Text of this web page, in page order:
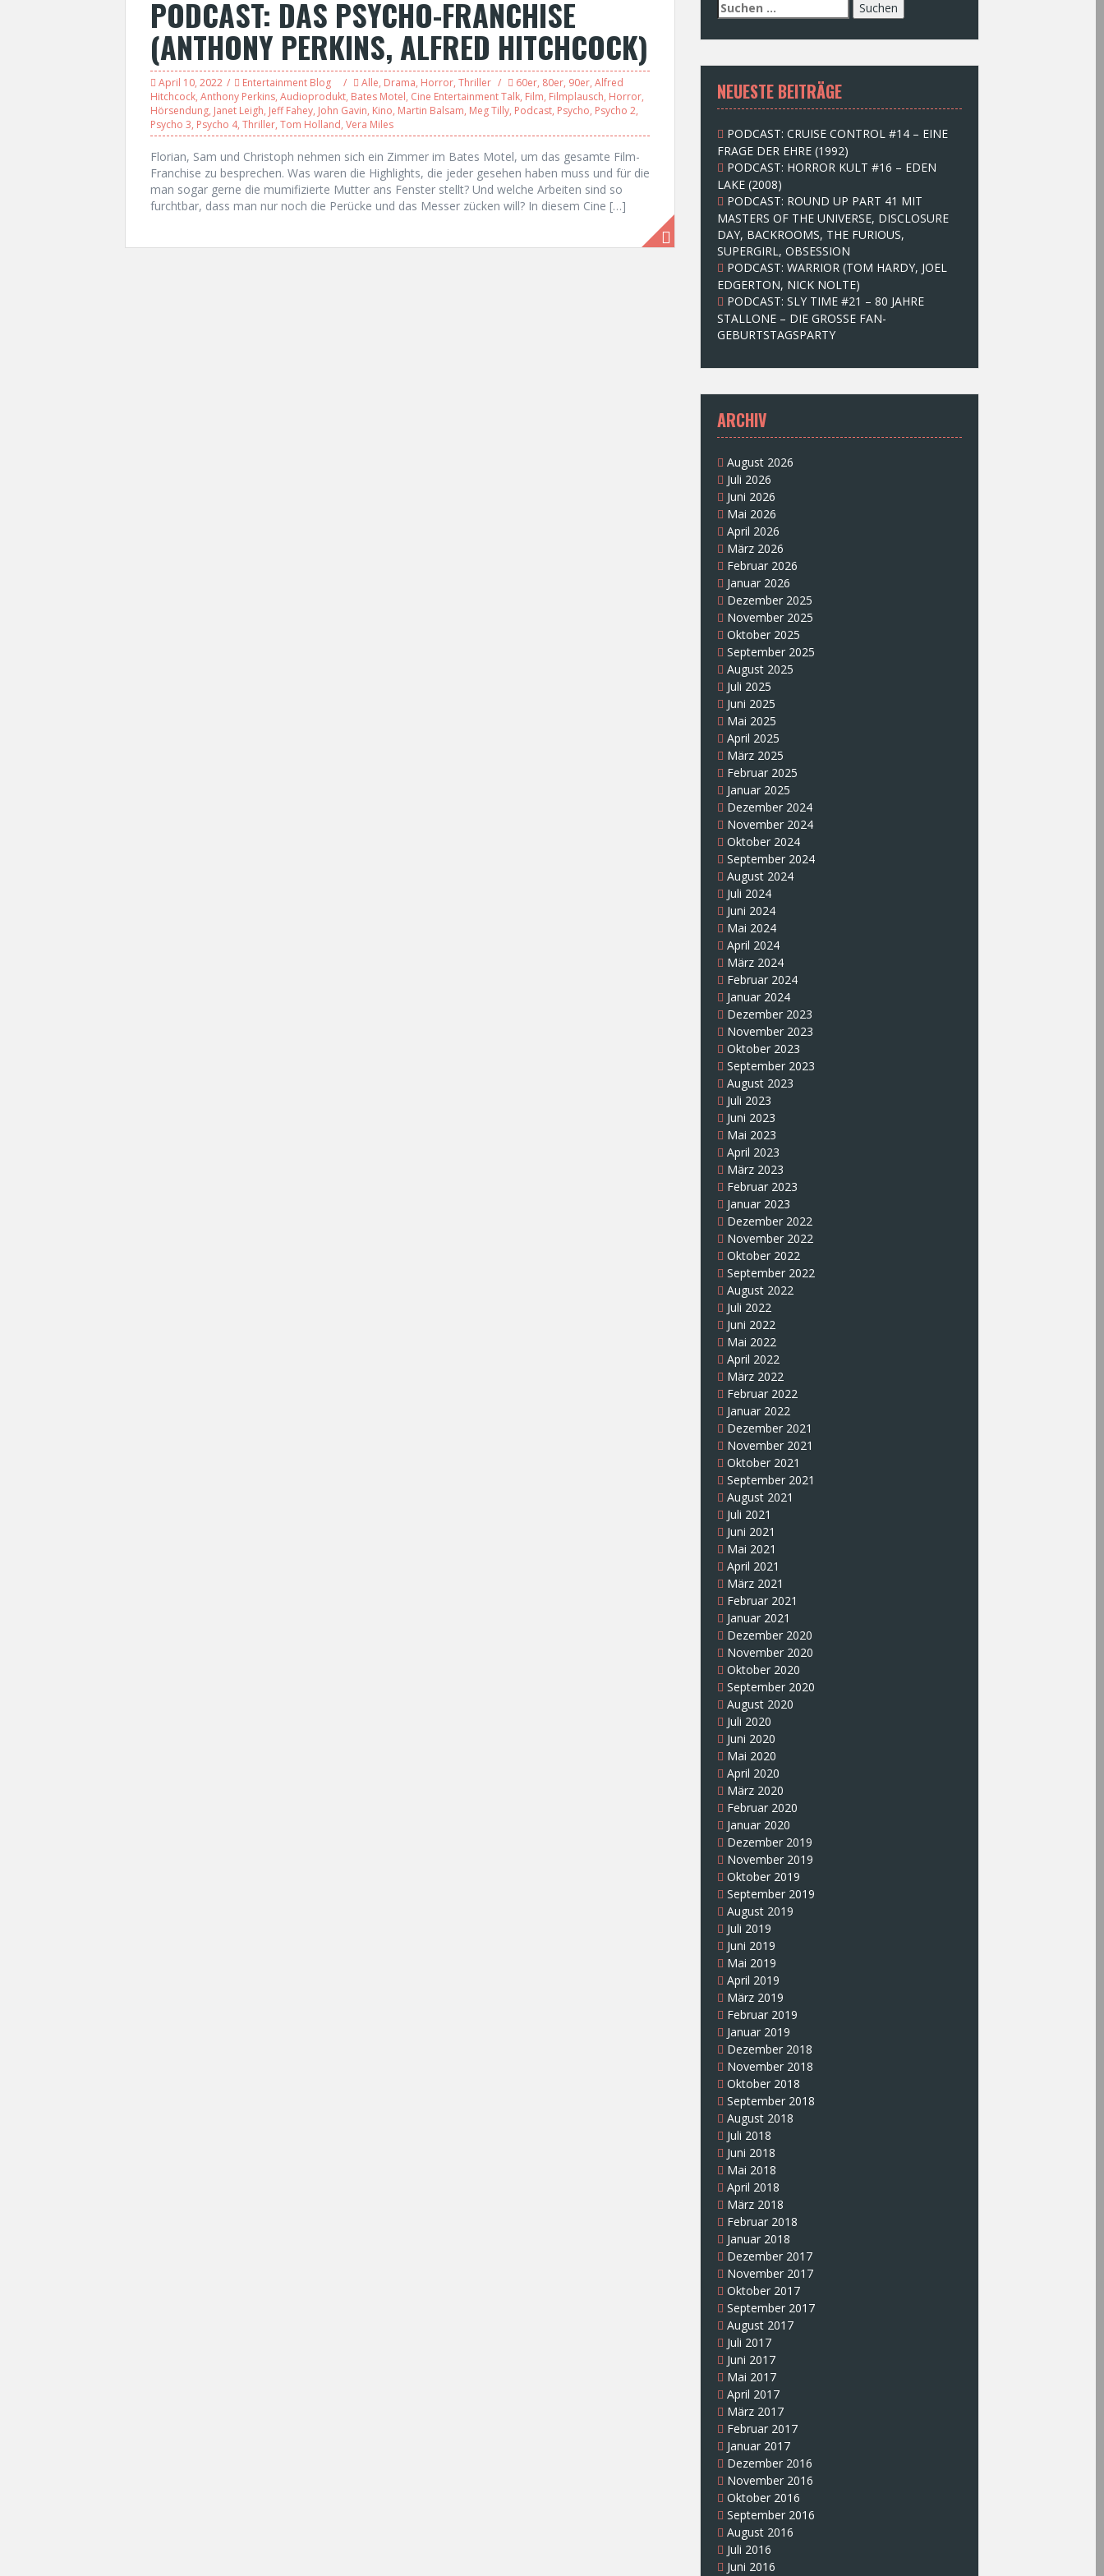
PODCAST: DAS PSYCHO-FRANCHISE
(ANTHONY PERKINS, ALFRED HITCHCOCK)
April 10, 2022 Entertainment Blog Alle, Drama, Horror, Thriller 60er, 80er, 90er, Alfred
Hitchcock, Anthony Perkins, Audioprodukt, Bates Motel, Cine Entertainment Talk, Film, Filmplausch, Horror,
Hörsendung, Janet Leigh, Jeff Fahey, John Gavin, Kino, Martin Balsam, Meg Tilly, Podcast, Psycho, Psycho 2,
Psycho 3, Psycho 4, Thriller, Tom Holland, Vera Miles
Florian, Sam und Christoph nehmen sich ein Zimmer im Bates Motel, um das gesamte Film-
Franchise zu besprechen. Was waren die Highlights, die jeder gesehen haben muss und für die
man sogar gerne die mumifizierte Mutter ans Fenster stellt? Und welche Arbeiten sind so
furchtbar, dass man nur noch die Perücke und das Messer zücken will? In diesem Cine […]
S
u
c
e
n
n
c
h
:
NEUESTE BEITRÄGE
PODCAST: CRUISE CONTROL #14 – EINE
FRAGE DER EHRE (1992)
PODCAST: HORROR KULT #16 – EDEN
LAKE (2008)
PODCAST: ROUND UP PART 41 MIT
MASTERS OF THE UNIVERSE, DISCLOSURE
DAY, BACKROOMS, THE FURIOUS,
SUPERGIRL, OBSESSION
PODCAST: WARRIOR (TOM HARDY, JOEL
EDGERTON, NICK NOLTE)
PODCAST: SLY TIME #21 – 80 JAHRE
STALLONE – DIE GROSSE FAN-
GEBURTSTAGSPARTY
ARCHIV
August 2026
Juli 2026
Juni 2026
Mai 2026
April 2026
März 2026
Februar 2026
Januar 2026
Dezember 2025
November 2025
Oktober 2025
September 2025
August 2025
Juli 2025
Juni 2025
Mai 2025
April 2025
März 2025
Februar 2025
Januar 2025
Dezember 2024
November 2024
Oktober 2024
September 2024
August 2024
Juli 2024
Juni 2024
Mai 2024
April 2024
März 2024
Februar 2024
Januar 2024
Dezember 2023
November 2023
Oktober 2023
September 2023
August 2023
Juli 2023
Juni 2023
Mai 2023
April 2023
März 2023
Februar 2023
Januar 2023
Dezember 2022
November 2022
Oktober 2022
September 2022
August 2022
Juli 2022
Juni 2022
Mai 2022
April 2022
März 2022
Februar 2022
Januar 2022
Dezember 2021
November 2021
Oktober 2021
September 2021
August 2021
Juli 2021
Juni 2021
Mai 2021
April 2021
März 2021
Februar 2021
Januar 2021
Dezember 2020
November 2020
Oktober 2020
September 2020
August 2020
Juli 2020
Juni 2020
Mai 2020
April 2020
März 2020
Februar 2020
Januar 2020
Dezember 2019
November 2019
Oktober 2019
September 2019
August 2019
Juli 2019
Juni 2019
Mai 2019
April 2019
März 2019
Februar 2019
Januar 2019
Dezember 2018
November 2018
Oktober 2018
September 2018
August 2018
Juli 2018
Juni 2018
Mai 2018
April 2018
März 2018
Februar 2018
Januar 2018
Dezember 2017
November 2017
Oktober 2017
September 2017
August 2017
Juli 2017
Juni 2017
Mai 2017
April 2017
März 2017
Februar 2017
Januar 2017
Dezember 2016
November 2016
Oktober 2016
September 2016
August 2016
Juli 2016
Juni 2016